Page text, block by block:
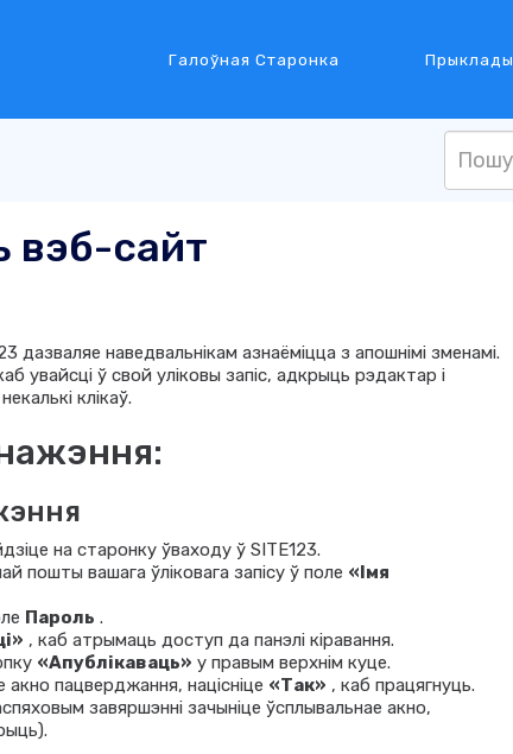
Галоўная Старонка Прыклады
вэб-сайт
дазваляе наведвальнікам азнаёміцца ​​з апошнімі зменамі.
увайсці ў свой уліковы запіс, адкрыць рэдактар ​​і
клікаў.
на старонку ўваходу ў SITE123.
пошты вашага ўліковага запісу ў поле «Імя
Пароль .
, каб атрымаць доступ да панэлі кіравання.
«Апублікаваць» у правым верхнім куце.
акно пацверджання, націсніце «Так» , каб працягнуць.
завяршэнні зачыніце ўсплывальнае акно,